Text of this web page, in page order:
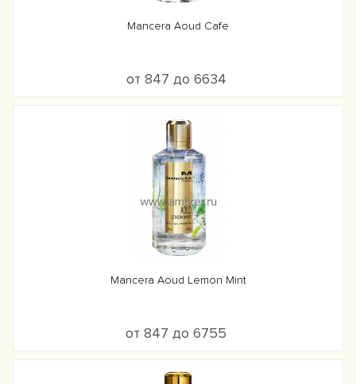
Mancera Aoud Cafe
от 847 до 6634
Mancera Aoud Lemon Mint
от 847 до 6755